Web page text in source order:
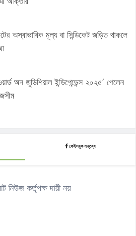
অস্বাভাবিক মূল্য বা সিন্ডিকেট জড়িত থাকলে
অন জুডিশিয়াল ইন্ডিপেন্ডেন্স ২০২৫’ পেলেন
ফেইসবুক মন্তব্য
নিউজ কর্তৃপক্ষ দায়ী নয়